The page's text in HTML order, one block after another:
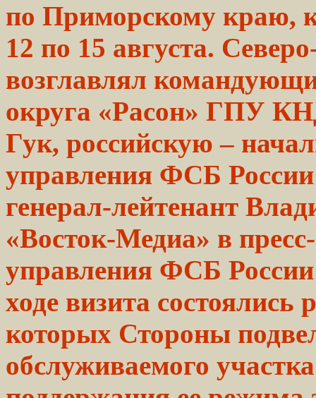
по Приморскому краю,
12 по 15 августа.
возглавлял
округа «Расон» ГПУ
Гук, российскую –
управления ФСБ
генерал-лейтенант
«Восток-Медиа» в
управления ФСБ
ходе визита состоялись
которых Стороны
обслуживаемого